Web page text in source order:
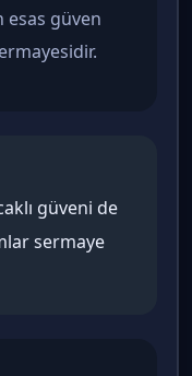
esas güven
güveni de
sermaye